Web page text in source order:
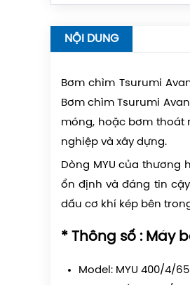
NỘI DUNG
Bơm chìm Tsurumi
Bơm chìm Tsurumi
móng, hoặc bơm thoát
nghiệp và xây dựng.
Dòng MYU của thương
ổn định và đáng tin
dấu cơ khí kép bên
* Thông số : Máy
Model: MYU 400/4/65